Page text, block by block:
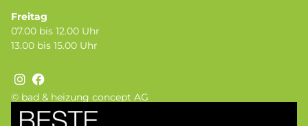
© bad & heizung concept AG
Freitag
07.00 bis 12.00 Uhr
13.00 bis 15.00 Uhr